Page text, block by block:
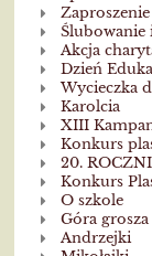
Zaproszenie
Ślubowanie
Akcja
Dzień
Wycieczka
Karolcia
XIII
Konkurs
20.
Konkurs
O szkole
Góra grosza
Andrzejki